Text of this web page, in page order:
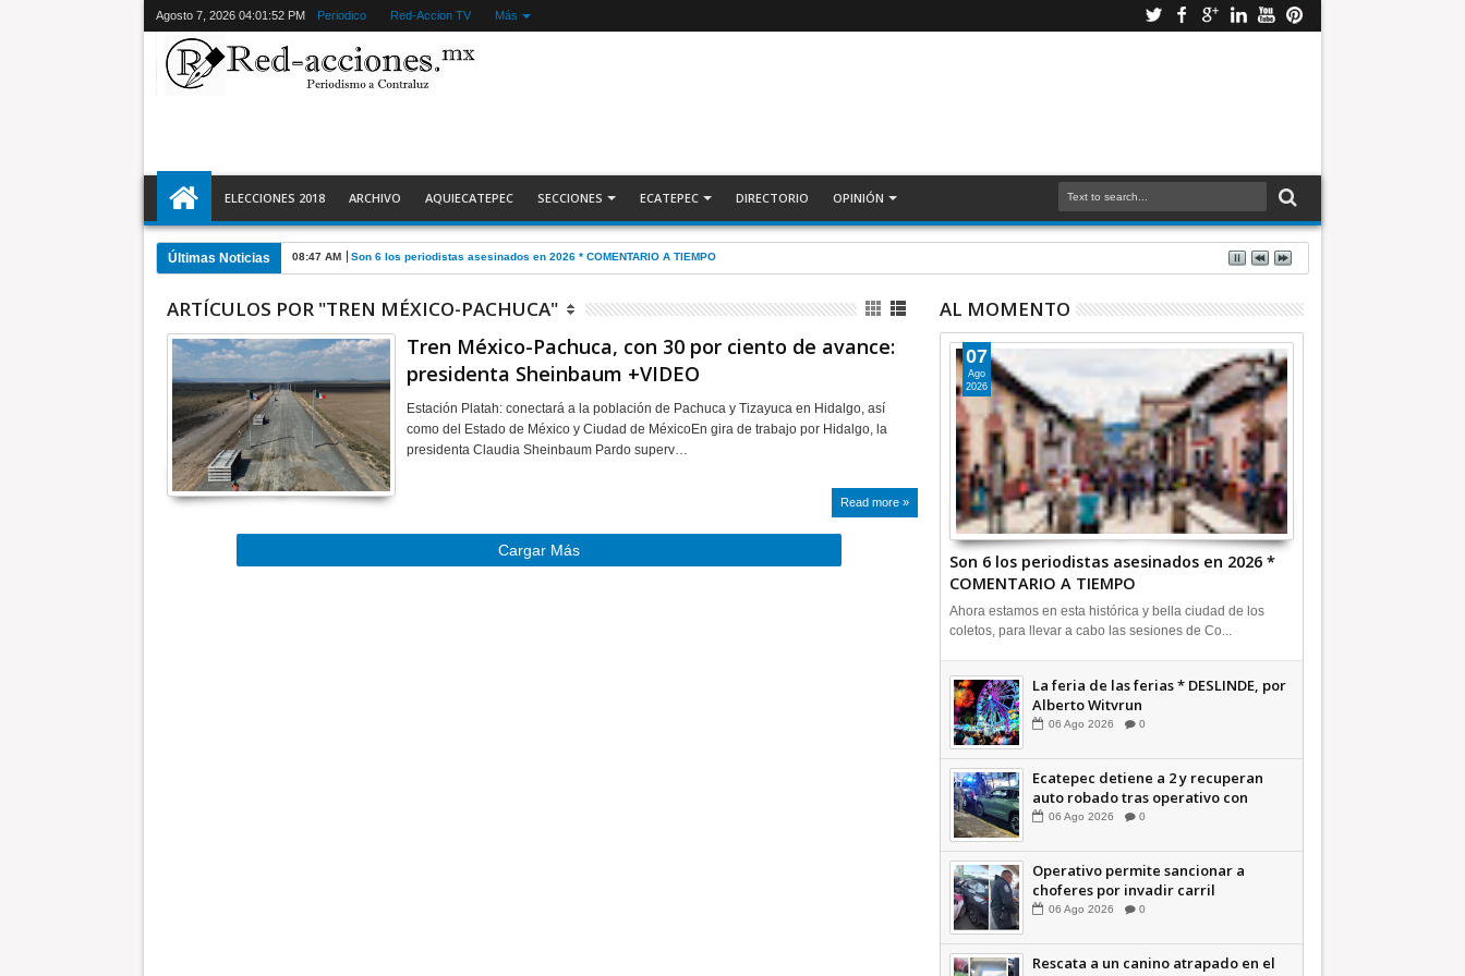
Agosto 7, 2026 04:01:53 PM Periodico Red-Accion TV Más
ELECCIONES 2018 ARCHIVO AQUIECATEPEC SECCIONES ECATEPEC DIRECTORIO OPINIÓN
Últimas Noticias 08:47 AM Son 6 los periodistas asesinados en 2026 * COMENTARIO A TIEMPO
ARTÍCULOS POR "TREN MÉXICO-PACHUCA"
Tren México-Pachuca, con 30 por ciento de avance:
presidenta Sheinbaum +VIDEO
Estación Platah: conectará a la población de Pachuca y Tizayuca en Hidalgo, así
como del Estado de México y Ciudad de MéxicoEn gira de trabajo por Hidalgo, la
presidenta Claudia Sheinbaum Pardo superv…
Read more »
Cargar Más
AL MOMENTO
Son 6 los periodistas asesinados en 2026 *
COMENTARIO A TIEMPO
07
Ago
2026
Ahora estamos en esta histórica y bella ciudad de los
coletos, para llevar a cabo las sesiones de Co...
La feria de las ferias * DESLINDE, por
Alberto Witvrun
06 Ago 2026 0
Ecatepec detiene a 2 y recuperan
auto robado tras operativo con
Tecámac +Video | INFORMATIVA
06 Ago 2026 0
Operativo permite sancionar a
choferes por invadir carril
confinado: Ecatepec +Video |
06 Ago 2026 0
Rescata a un canino atrapado en el